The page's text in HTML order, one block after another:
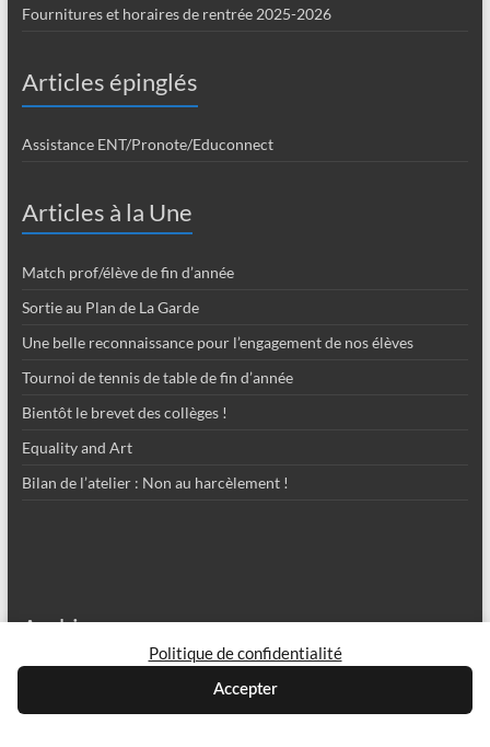
Politique de confidentialité
Accepter
Fournitures et horaires de rentrée 2025-2026
Articles épinglés
Assistance ENT/Pronote/Educonnect
Articles à la Une
Match prof/élève de fin d’année
Sortie au Plan de La Garde
Une belle reconnaissance pour l’engagement de nos élèves
Tournoi de tennis de table de fin d’année
Bientôt le brevet des collèges !
Equality and Art
Bilan de l’atelier : Non au harcèlement !
Archives
Archives